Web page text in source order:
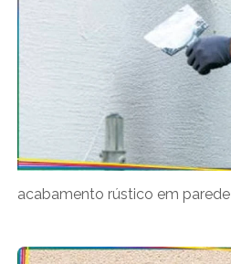
acabamento rústico em parede